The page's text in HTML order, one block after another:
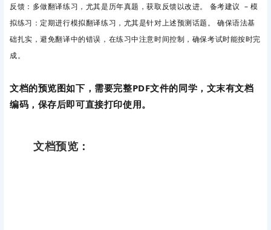
反馈：多做翻译练习，尤其是历年真题，获取反馈以改进。 备考建议 – 模
拟练习：定期进行模拟翻译练习，尤其是针对上述预测话题。 确保语法基
础扎实，避免翻译中的错误，在练习中注意时间控制，确保考试时能按时完
成。
文档的预览图如下，需要完整PDF文件的同学，文末有文档
编码，保存后即可直接打印使用。
文档预览：